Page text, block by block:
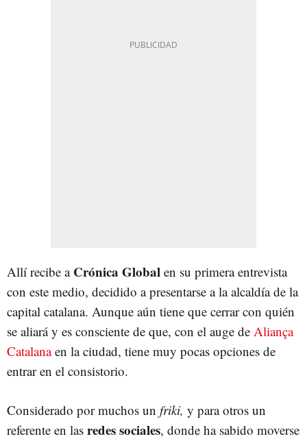
Allí recibe a Crónica Global en su primera entrevista
con este medio, decidido a presentarse a la alcaldía de la
capital catalana. Aunque aún tiene que cerrar con quién
se aliará y es consciente de que, con el auge de Aliança
Catalanaen la ciudad, tiene muy pocas opciones de
entrar en el consistorio.
Considerado por muchos un friki, y para otros un
referente en las redes sociales, donde ha sabido moverse